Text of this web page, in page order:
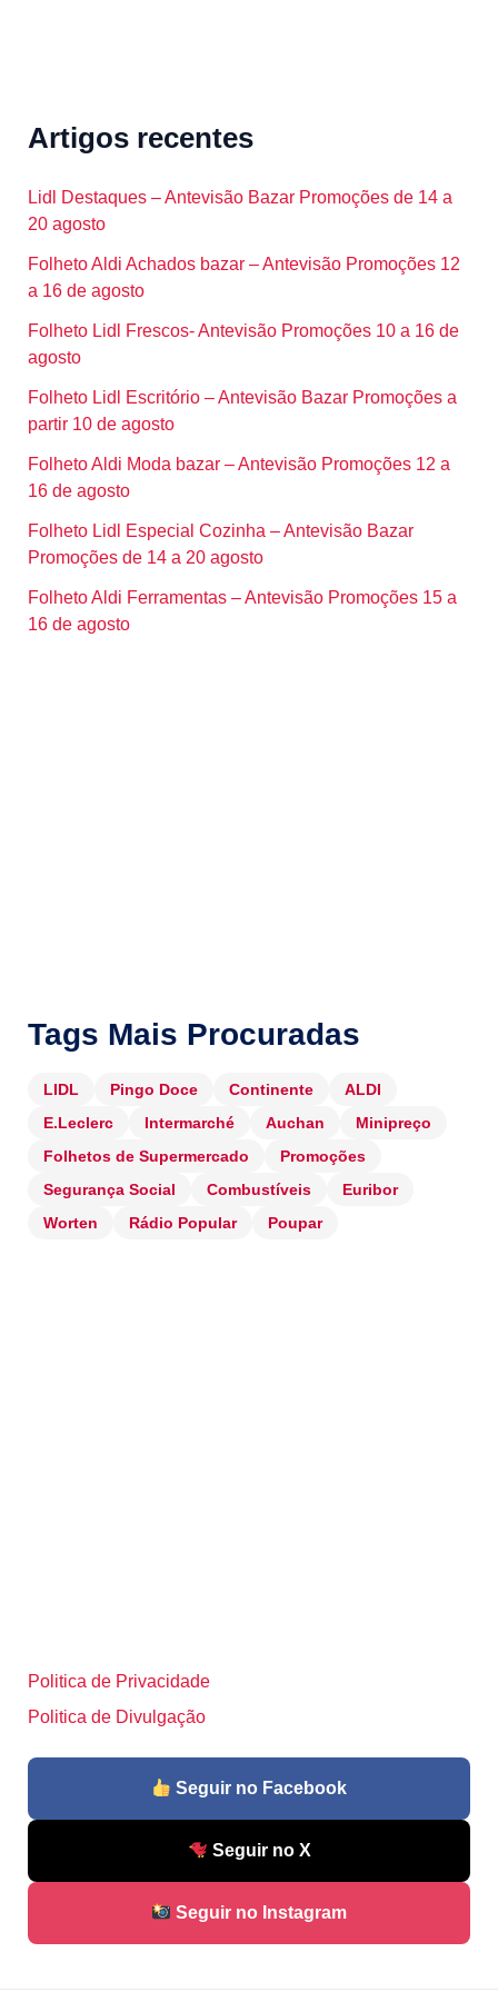
Artigos recentes
Lidl Destaques – Antevisão Bazar Promoções de 14 a
20 agosto
Folheto Aldi Achados bazar – Antevisão Promoções 12
a 16 de agosto
Folheto Lidl Frescos- Antevisão Promoções 10 a 16 de
agosto
Folheto Lidl Escritório – Antevisão Bazar Promoções a
partir 10 de agosto
Folheto Aldi Moda bazar – Antevisão Promoções 12 a
16 de agosto
Folheto Lidl Especial Cozinha – Antevisão Bazar
Promoções de 14 a 20 agosto
Folheto Aldi Ferramentas – Antevisão Promoções 15 a
16 de agosto
Tags Mais Procuradas
LIDL Pingo Doce Continente
ALDI
E.Leclerc
Intermarché Auchan
Minipreço
Folhetos de Supermercado
Promoções
Segurança Social
Combustíveis
Euribor
Worten
Rádio Popular Poupar
Politica de Privacidade
Politica de Divulgação
Seguir no Facebook
Seguir no X
Seguir no Instagram